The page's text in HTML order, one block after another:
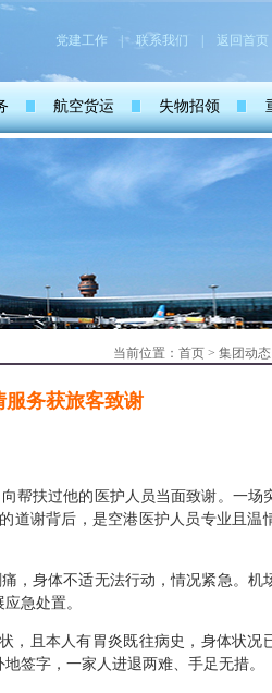
党建工作 | 联系我们 返回首页
航空货运 失物招领
当前位置： 首页 > 集团动态
务获旅客致谢
帮扶过他的医护人员当面致谢。一场
道谢背后，是空港医护人员专业且温
，身体不适无法行动，情况紧急。机
急处置。
，且本人有胃炎既往病史，身体状况
签字，一家人进退两难、手足无措。